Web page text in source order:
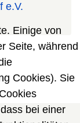
e.V.
Einige von
Seite, während
Cookies). Sie
bei einer